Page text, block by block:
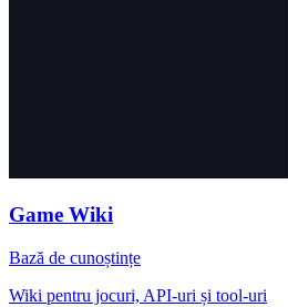
Game Wiki
Bază de cunoștințe
Wiki pentru jocuri, API-uri și tool-uri